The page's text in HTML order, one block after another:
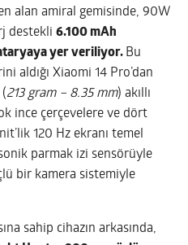
alan amiral gemisinde, 90W
destekli6.100 mAh
yer veriliyor. Bu
aldığı Xiaomi 14 Pro’dan
213 gram – 8.35 mm) akıllı
ince çerçevelere ve dört
120 Hz ekranı temel
parmak izi sensörüyle
bir kamera sistemiyle
sahip cihazın arkasında,